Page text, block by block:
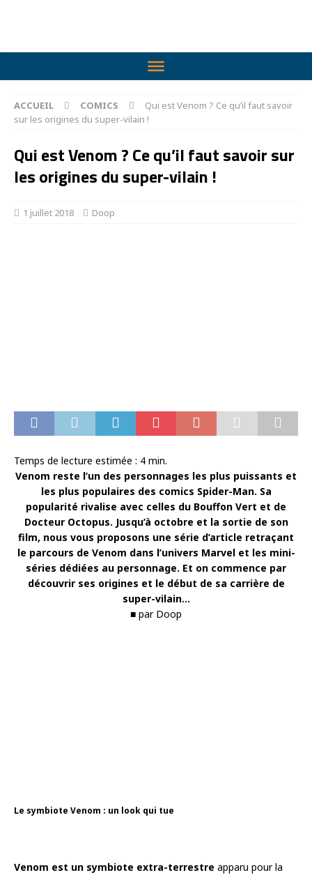
ACCUEIL COMICS
Qui est Venom ? Ce qu’il faut savoir
sur les origines du super-vilain !
Qui est Venom ? Ce qu’il faut savoir sur
les origines du super-vilain !
1 juillet 2018 Doop
Temps de lecture estimée : 4 min.
Venom reste l’un des personnages les plus puissants et
les plus populaires des comics Spider-Man. Sa
popularité rivalise avec celles du Bouffon Vert et de
Docteur Octopus. Jusqu’à octobre et la sortie de son
film, nous vous proposons une série d’article retraçant
le parcours de Venom dans l’univers Marvel et les mini-
séries dédiées au personnage. Et on commence par
découvrir ses origines et le début de sa carrière de
super-vilain…
■ par Doop
Le symbiote Venom : un look qui tue
Venom est un symbiote extra-terrestre apparu pour la